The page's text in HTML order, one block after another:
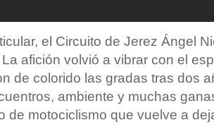
el Circuito de Jerez Ángel
afición volvió a vibrar con el
de colorido las gradas tras dos
ambiente y muchas
de motociclismo que vuelve a